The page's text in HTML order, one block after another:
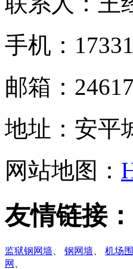
手机：
邮箱：
地址：安平
网站地图：
友情链接：
监狱钢网墙 钢网墙 机场
网